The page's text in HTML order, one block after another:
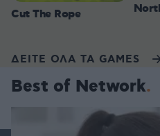
Cut The Rope
ΔΕΙΤΕ ΟΛΑ ΤΑ GAMES
Best of Network